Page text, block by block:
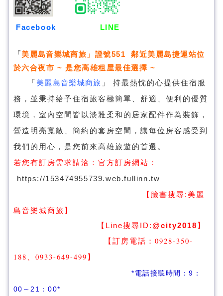
Facebook LINE
「美麗島音樂城商旅 」證號551 鄰近美麗島捷運站位
於六合夜市 ~ 是您高雄租屋最佳選擇 ~
「 美麗島音樂城商旅 」 持最熱忱的心提供住宿服
務，並秉持給予住宿旅客極簡單、舒適、便利的優質
環境，室內空間皆以淡雅柔和的居家配件作為裝飾，
營造明亮寬敞、簡約的套房空間，讓每位房客感受到
我們的用心，是您前來高雄旅遊的首選。
若您有訂房需求請洽： 官方訂房網站：
https://153474955739.web.fullinn.tw
【臉書搜尋: 美麗
島音樂城商旅 】
【Line搜尋ID:@city2018 】
【訂房電話：0928-350-
188、0933-649-499 】
*電話接聽時間：9：
00～21：00*